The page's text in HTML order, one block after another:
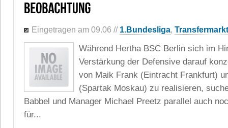
Eingetragen am 09.06 // 1.Bundesliga, Transfermarkt
Während Hertha BSC Berlin sich im
Verstärkung der Defensive darauf
von Maik Frank (Eintracht Frankfurt)
(Spartak Moskau) zu realisieren,
Babbel und Manager Michael Preetz parallel auch
für...